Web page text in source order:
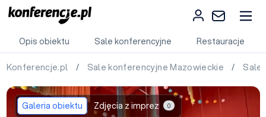
Opis obiektu Sale konferencyjne Restauracje
Konferencje.pl / Sale konferencyjne Mazowieckie / Sale
Galeria obiektu Zdjęcia z imprez 0